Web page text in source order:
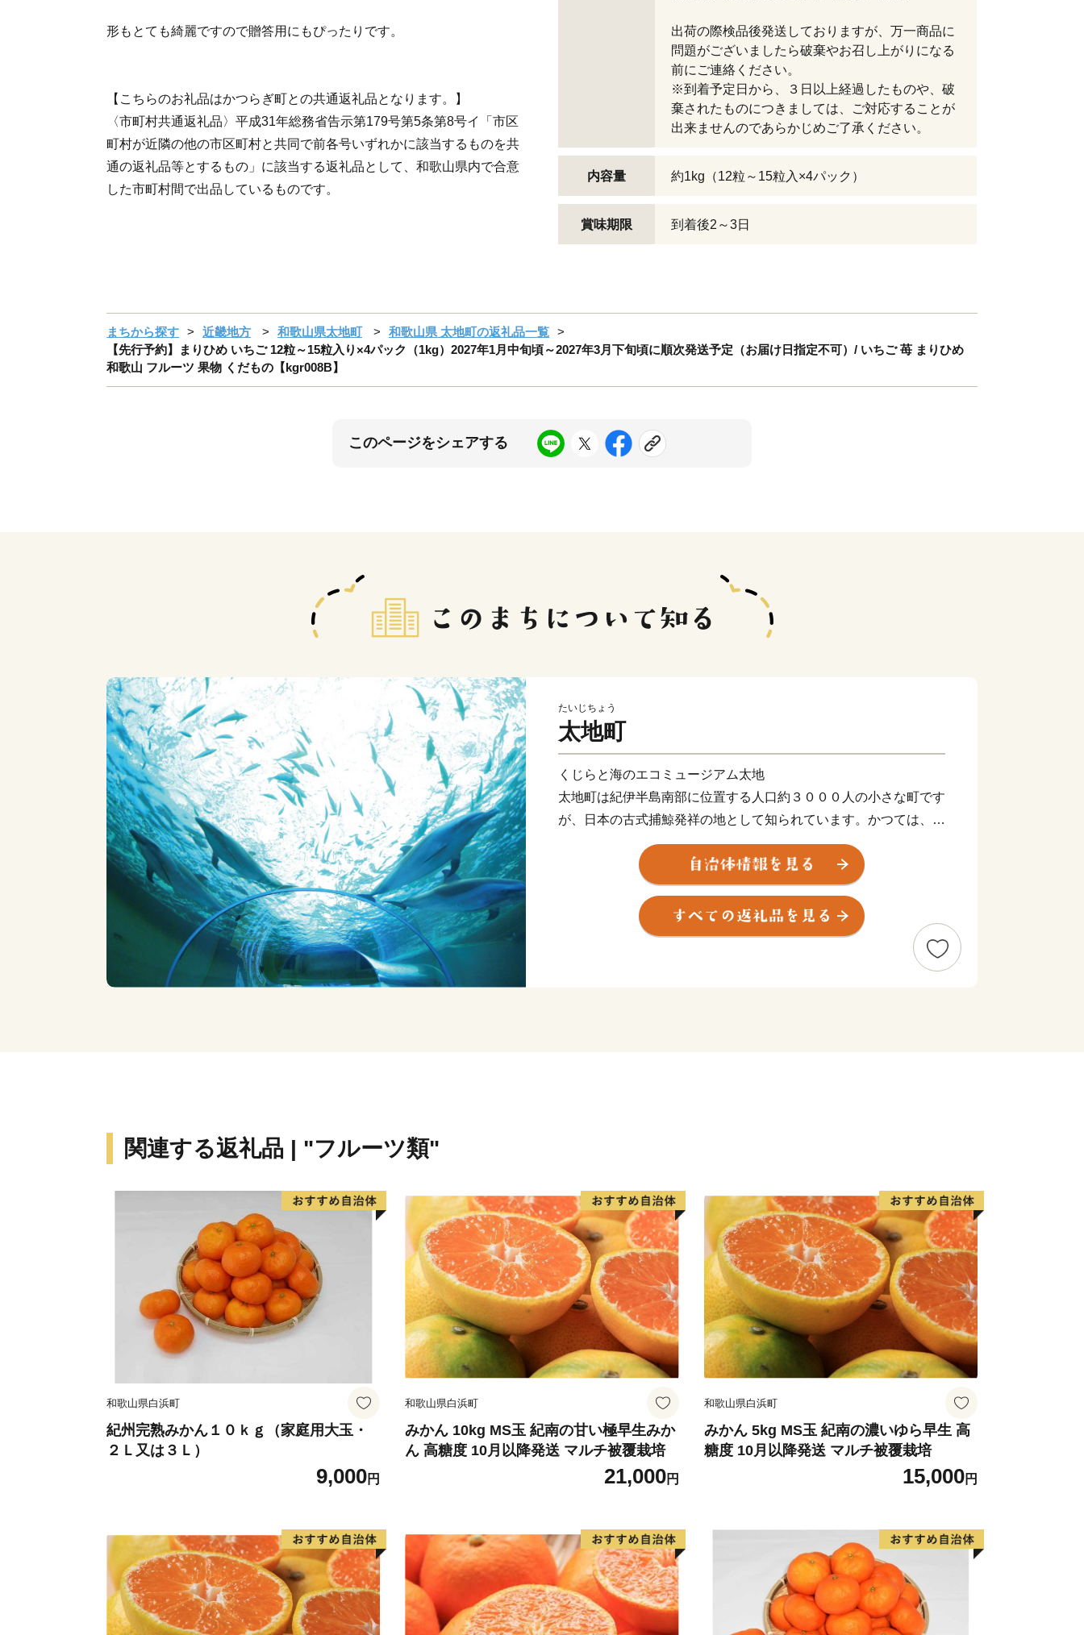
形もとても綺麗ですので贈答用にもぴったりです。
【こちらのお礼品はかつらぎ町との共通返礼品となります。】
〈市町村共通返礼品〉平成31年総務省告示第179号第5条第8号イ「市区
町村が近隣の他の市区町村と共同で前各号いずれかに該当するものを共
通の返礼品等とするもの」に該当する返礼品として、和歌山県内で合意
した市町村間で出品しているものです。
出荷の際検品後発送しておりますが、万一商品に
問題がございましたら破棄やお召し上がりになる
前にご連絡ください。
※到着予定日から、３日以上経過したものや、破
棄されたものにつきましては、ご対応することが
出来ませんのであらかじめご了承ください。
内容量 約1kg（12粒～15粒入×4パック）
賞味期限 到着後2～3日
まちから探す 近畿地方 和歌山県太地町
和歌山県 太地町の返礼品一覧
【先行予約】まりひめ いちご 12粒～15粒入り×4パック（1kg）2027年1月中旬頃～2027年3月下旬頃に順次発送予定（お届け日指定不可）/ いちご 苺 まりひめ
和歌山 フルーツ 果物 くだもの【kgr008B】
このページをシェアする
たいじちょう
太地町
くじらと海のエコミュージアム太地
太地町は紀伊半島南部に位置する人口約３０００人の小さな町です
が、日本の古式捕鯨発祥の地として知られています。かつては、町
民の大多数が捕鯨や捕鯨関係の仕事に従事し、活況を呈していまし
しかし、捕鯨禁止後は水産業の衰退が著しく、待ちは鯨を中心とし
た観光に力を入れ、くじらの博物館をはじめ、古式捕鯨時代の施設
を整備し町の活性化に努めています。太地町には、くじらの博物館
のほか、郷土が生んだ画家、石垣栄太郎氏の絵画を展示した石垣記
関連する返礼品 | "フルーツ類"
和歌山県白浜町
紀州完熟みかん１０ｋｇ（家庭用大玉・
２Ｌ又は３Ｌ）
9,000円
和歌山県白浜町
みかん 10kg MS玉 紀南の甘い極早生みか
ん 高糖度 10月以降発送 マルチ被覆栽培
21,000円
和歌山県白浜町
みかん 5kg MS玉 紀南の濃いゆら早生 高
糖度 10月以降発送 マルチ被覆栽培
15,000円